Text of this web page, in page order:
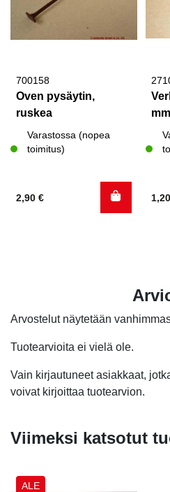
700158
Oven pysäytin,
ruskea
Varastossa (nopea
toimitus)
2,90 €
mm
1,20
Arvostelut näytetään
Tuotearvioita ei vielä ole.
Vain kirjautuneet asiakkaat,
voivat kirjoittaa tuotearvion.
Viimeksi katsotut
ALE